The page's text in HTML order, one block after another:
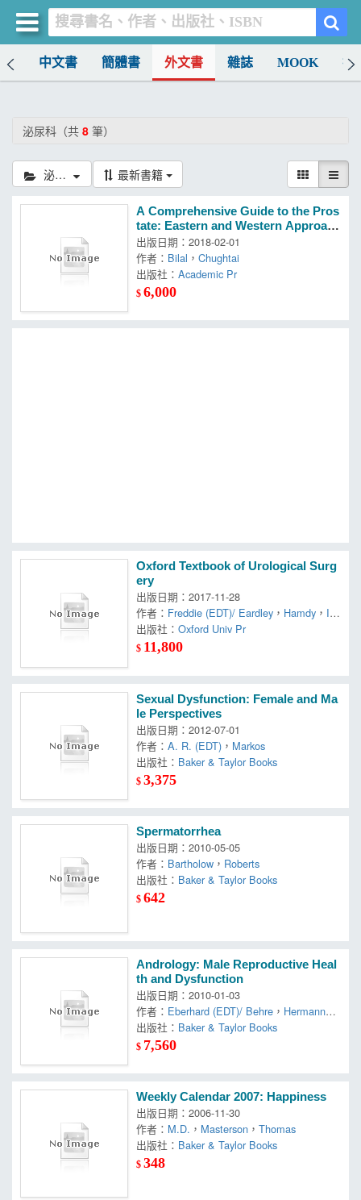
中文書 簡體書 外文書 雜誌 MOOK 找
泌尿科（共 8 筆）
泌尿科 最新書籍
A Comprehensive Guide to the Pros
tate: Eastern and Western Approac
hes for Management of Bph
出版日期：2018-02-01
作者： Bilal ，Chughtai
出版社：Academic Pr
$6,000
Oxford Textbook of Urological Surg
ery
出版日期：2017-11-28
作者： Freddie (EDT)/ Eardley ， Hamdy ， Ia
n (EDT)
出版社：Oxford Univ Pr
$ 11,800
Sexual Dysfunction: Female and Ma
le Perspectives
出版日期：2012-07-01
作者：A. R. (EDT) ， Markos
出版社： Baker & Taylor Books
$3,375
Spermatorrhea
出版日期：2010-05-05
作者： Bartholow ， Roberts
出版社： Baker & Taylor Books
$642
Andrology: Male Reproductive Heal
th and Dysfunction
出版日期：2010-01-03
作者： Eberhard (EDT)/ Behre ， Hermann
M. (EDT)/ Nieschlag，Nieschlag
DT)
出版社： Baker & Taylor Books
$ 7,560
Weekly Calendar 2007: Happiness
出版日期：2006-11-30
作者： M.D. ， Masterson ，Thomas
出版社： Baker & Taylor Books
$348
買書網
書店暢銷榜
簡體書
外文書